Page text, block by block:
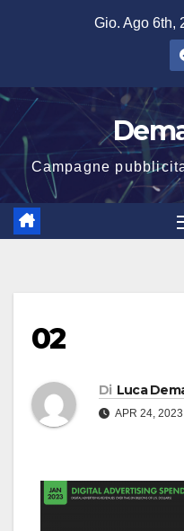
Gio. Ago 6th,
Campagne
02
Di Luca
APR 24, 2023